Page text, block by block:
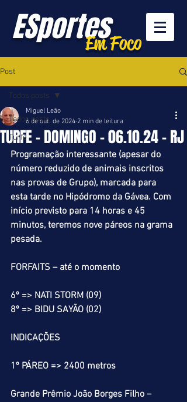
ESportesEm Foco
Post
Todos posts
Turfe
Todos posts
TURFE - DOMINGO - 06.10.24 - RJ
Miguel Leão
6 de out. de 2024 2 min de leitura
Programação interessante (apesar do
número reduzido de animais inscritos
nas provas de Grupo), marcada para
esta tarde no Hipódromo da Gávea. Com
início previsto para 14 horas e 45
minutos, teremos nove páreos na grama
pesada.
FORFAITS – até o momento
6º => NATI STORM (09)
8º => BIDU SAYÃO (02)
INDICAÇÕES
1º PÁREO => 2400 metros
Grande Prêmio João Borges Filho –